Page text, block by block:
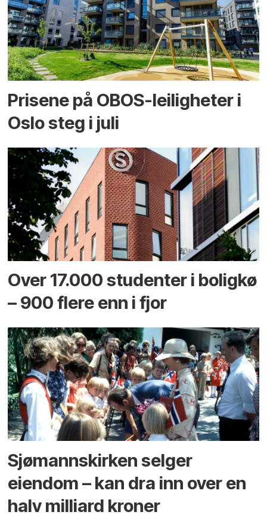
Prisene på OBOS-leiligheter i
Oslo steg i juli
Over 17.000 studenter i boligkø
– 900 flere enn i fjor
Sjømannskirken selger
eiendom – kan dra inn over en
halv milliard kroner